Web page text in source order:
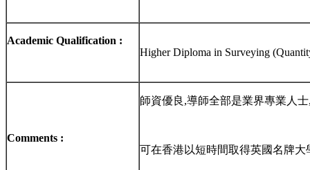
Academic Qualification :
Higher Diploma in Surveying
Comments :
師資優良,導師全部是業界專業人
可在香港以短時間取得英國名牌大